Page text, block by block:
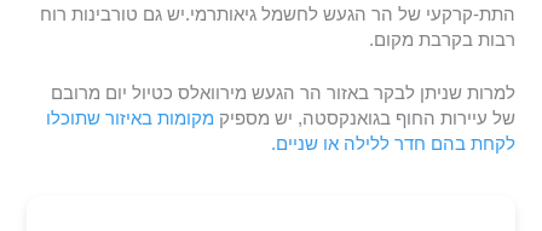
התת-קרקעי של הר הגעש לחשמל גיאותרמי.יש גם טורבינות רוח
רבות בקרבת מקום.
למרות שניתן לבקר באזור הר הגעש מירוואלס כטיול יום מרובם
של עיירות החוף בגואנקסטה, יש מספיק מקומות באיזור שתוכלו
לקחת בהם חדר ללילה או שניים.